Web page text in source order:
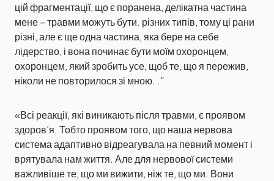
цій фрагментації, що є поранена, делікатна частина
мене – травми можуть бути. різних типів, тому ці рани
різні, але є ще одна частина, яка бере на себе
лідерство, і вона починає бути моїм охоронцем,
охоронцем, який зробить усе, щоб те, що я пережив,
ніколи не повторилося зі мною. .”
«Всі реакції, які виникають після травми, є проявом
здоров’я. Тобто проявом того, що наша нервова
система адаптивно відреагувала на певний момент і
врятувала нам життя. Але для нервової системи
важливіше те, що ми вижити, ніж те, що ми. Вони